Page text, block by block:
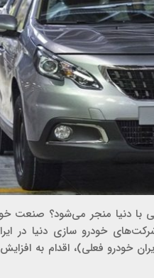
خودرو سازی دنیا در
خودرو فعلی)، اقدام به